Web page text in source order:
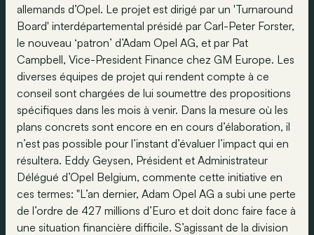
allemands d’Opel. Le projet est dirigé par un 'Turnaround
Board' interdépartemental présidé par Carl-Peter Forster,
le nouveau ‘patron’ d’Adam Opel AG, et par Pat
Campbell, Vice-President Finance chez GM Europe. Les
diverses équipes de projet qui rendent compte à ce
conseil sont chargées de lui soumettre des propositions
spécifiques dans les mois à venir. Dans la mesure où les
plans concrets sont encore en en cours d’élaboration, il
n’est pas possible pour l’instant d’évaluer l’impact qui en
résultera. Eddy Geysen, Président et Administrateur
Délégué d’Opel Belgium, commente cette initiative en
ces termes: "L’an dernier, Adam Opel AG a subi une perte
de l’ordre de 427 millions d’Euro et doit donc faire face à
une situation financière difficile. S’agissant de la division